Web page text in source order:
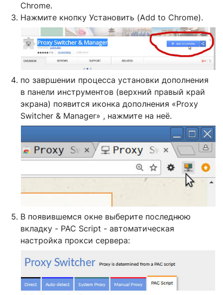
Chrome.
Нажмите кнопку Установить (Add to Chrome).
по завршении процесса установки дополнения
в панели инструментов (верхний правый край
экрана) появится иконка дополнения «Proxy
Switcher & Manager» , нажмите на неё.
В появившемся окне выберите последнюю
вкладку - PAC Script - автоматическая
настройка прокси сервера: